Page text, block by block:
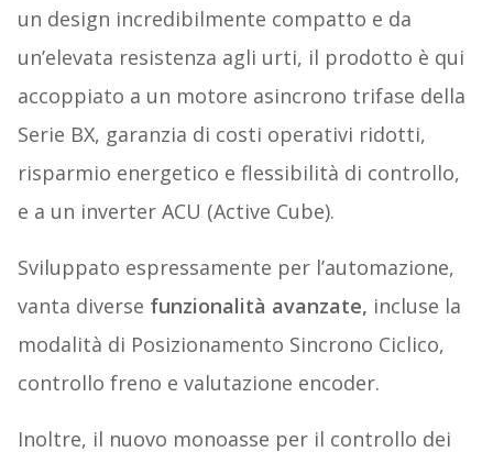
un design incredibilmente compatto e da
un’elevata resistenza agli urti, il prodotto è qui
accoppiato a un motore asincrono trifase della
Serie BX, garanzia di costi operativi ridotti,
risparmio energetico e flessibilità di controllo,
e a un inverter ACU (Active Cube).
Sviluppato espressamente per l’automazione,
vanta diverse funzionalità avanzate, incluse la
modalità di Posizionamento Sincrono Ciclico,
controllo freno e valutazione encoder.
Inoltre, il nuovo monoasse per il controllo dei